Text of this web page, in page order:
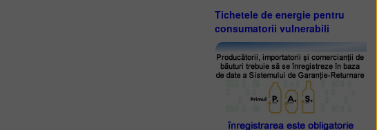
Tichetele de energie pentru
consumatorii vulnerabili